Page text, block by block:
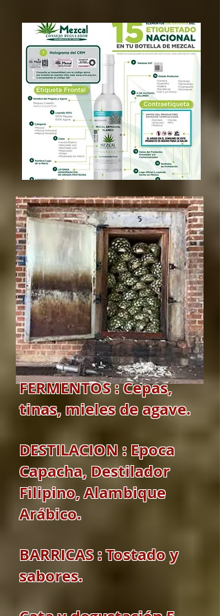
FERMENTOS : Cepas,
tinas, mieles de agave.
DESTILACION : Epoca
Capacha, Destilador
Filipino, Alambique
Arábico.
BARRICAS : Tostado y
sabores.